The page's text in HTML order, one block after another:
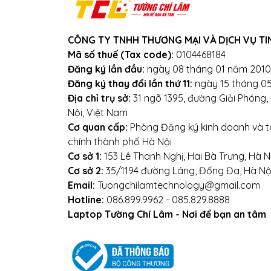
Tổng kết
Dell Inspiron 16 Plus 7640R-R3805L
và trải nghiệm người dùng ở mức cao
văn phòng và cả những người dùng đam
ngon nhé!
Mọi yêu cầu đặt hàng,
CS1: Số 153 Lê Thanh
CÔNG TY TNHH THƯƠNG MẠI VÀ DỊCH VỤ
Mã số thuế (Tax code): 0104468184
Đăng ký lần đầu: ngày 08 tháng 01 năm 2010
Đăng ký thay đổi lần thứ 11: ngày 15 tháng
Địa chỉ trụ sở: 31 ngõ 1395, đường Giải
Nội, Việt Nam
Cơ quan cấp: Phòng Đăng ký kinh doanh và
chính thành phố Hà Nội
Cơ sở 1: 153 Lê Thanh Nghị, Hai Bà Trưng, Hà
Cơ sở 2: 35/1194 đường Láng, Đống Đa, Hà
Email: Tuongchilamtechnology@gmail.com
Hotline: 086.899.9962 - 085.829.8888
Laptop Tường Chí Lâm - Nơi để bạn an tâm